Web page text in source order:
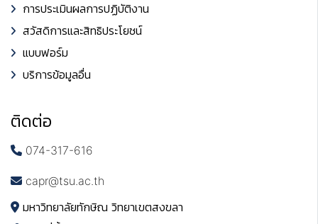
การประเมินผลการปฏิบัติงาน
สวัสดิการและสิทธิประโยชน์
แบบฟอร์ม
บริการข้อมูลอื่น
ติดต่อ
074-317-616
capr@tsu.ac.th
มหาวิทยาลัยทักษิณ วิทยาเขตสงขลา